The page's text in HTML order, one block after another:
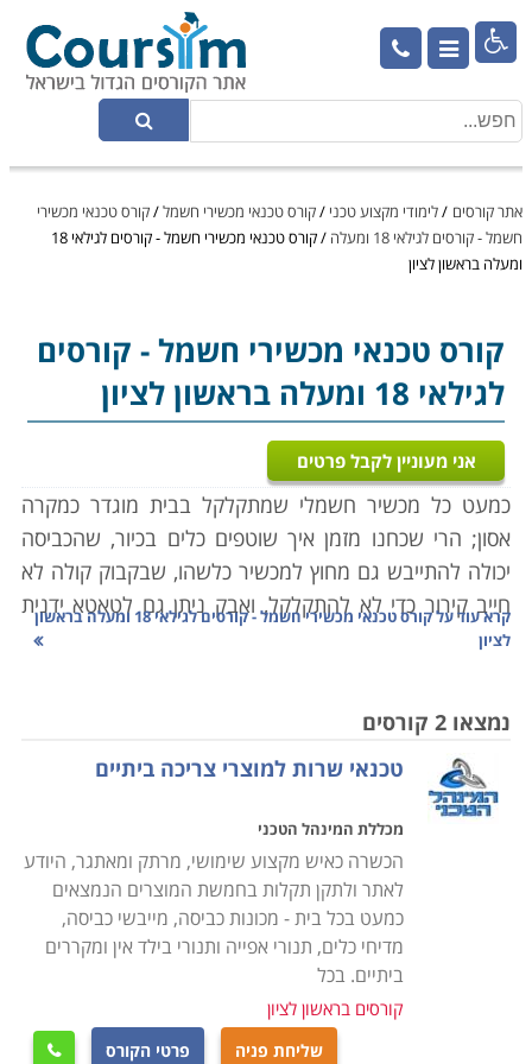

אתר קורסים /לימודי מקצוע טכני /קורס טכנאי מכשירי חשמל/קורס טכנאי מכשירי
חשמל - קורסים לגילאי 18 ומעלה
/
קורס טכנאי מכשירי חשמל - קורסים לגילאי 18
ומעלה בראשון לציון
קורס טכנאי מכשירי חשמל- קורסים
לגילאי 18 ומעלה בראשון לציון
אני מעוניין לקבל פרטים
כמעט כל מכשיר חשמלי שמתקלקל בבית מוגדר כמקרה
אסון; הרי שכחנו מזמן איך שוטפים כלים בכיור, שהכביסה
יכולה להתייבש גם מחוץ למכשיר כלשהו, שבקבוק קולה לא
חייב קירור כדי לא להתקלקל, ואבק ניתן גם לטאטא ידנית
מהבית.
שצץ משבר, חשנו למעבדה לתקן ממייבש שיער ועד
טלויזיה. היום, אם התגלתה בעיה במכשיר שפג תוקף
האחריות עבורו, נשאלת מיד השאלה "לתקן או לשדרג?".
תהליכים משונים עוברים על מכשירי החשמל הביתיים שלנו;
מצד אחד הם הופכים עם הזמן לזולים יותר, אך עם זאת הם
גם נהיים משוכללים יותר, ולכן קשים יותר לתיקון. לימודי
קורס טכנאי מכשירי חשמל מעניקים את כל הידע הנדרש
לפתור את הדילמה באמצעות האפשרות הראשונה, אשר
פעמים רבות היא החכמה והחסכונית מבין השתיים.
קרא עוד על
קורס טכנאי מכשירי חשמל - קורסים לגילאי 18 ומעלה בראשון
לציון
נמצאו 2 קורסים
טכנאי שרות למוצרי צריכה ביתיים
מכללת המינהל הטכני
הכשרה כאיש מקצוע שימושי, מרתק ומאתגר, היודע
לאתר ולתקן תקלות בחמשת המוצרים הנמצאים
כמעט בכל בית - מכונות כביסה, מייבשי כביסה,
מדיחי כלים, תנורי אפייה ותנורי בילד אין ומקררים
ביתיים. בכל
קורסים בראשון לציון
שליחת פניה פרטי הקורס 